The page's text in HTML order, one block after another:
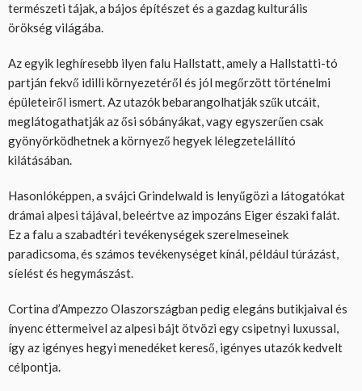
természeti tájak, a bájos építészet és a gazdag kulturális
örökség világába.
Az egyik leghíresebb ilyen falu Hallstatt, amely a Hallstatti-tó
partján fekvő idilli környezetéről és jól megőrzött történelmi
épületeiről ismert. Az utazók bebarangolhatják szűk utcáit,
meglátogathatják az ősi sóbányákat, vagy egyszerűen csak
gyönyörködhetnek a környező hegyek lélegzetelállító
kilátásában.
Hasonlóképpen, a svájci Grindelwald is lenyűgözi a látogatókat
drámai alpesi tájával, beleértve az impozáns Eiger északi falát.
Ez a falu a szabadtéri tevékenységek szerelmeseinek
paradicsoma, és számos tevékenységet kínál, például túrázást,
síelést és hegymászást.
Cortina d’Ampezzo Olaszországban pedig elegáns butikjaival és
ínyenc éttermeivel az alpesi bájt ötvözi egy csipetnyi luxussal,
így az igényes hegyi menedéket kereső, igényes utazók kedvelt
célpontja.